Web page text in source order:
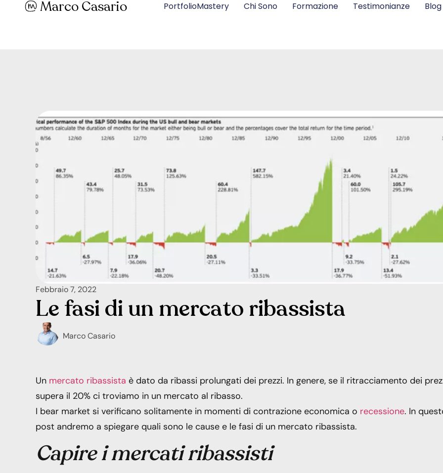
Marco Casario PortfolioMastery Chi Sono Formazione Testimonianze Blog
Febbraio 7, 2022
Le fasi di un mercato ribassista
Marco Casario
Un mercato ribassista è dato da ribassi prolungati dei prezzi. In genere, se il ritracciamento dei
supera il 20% ci troviamo in un mercato al ribasso.
I bear market si verificano solitamente in momenti di contrazione economica o recessione. In
post andremo a spiegare quali sono le cause e le fasi di un mercato ribassista.
Capire i mercati ribassisti